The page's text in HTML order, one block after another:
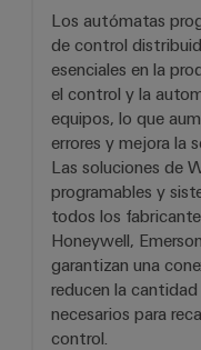
Los autómatas
de control
esenciales en la
el control y la
equipos, lo que
errores y mejora la
Las soluciones de
programables y
todos los
Honeywell,
garantizan una
reducen la
necesarios para
control.